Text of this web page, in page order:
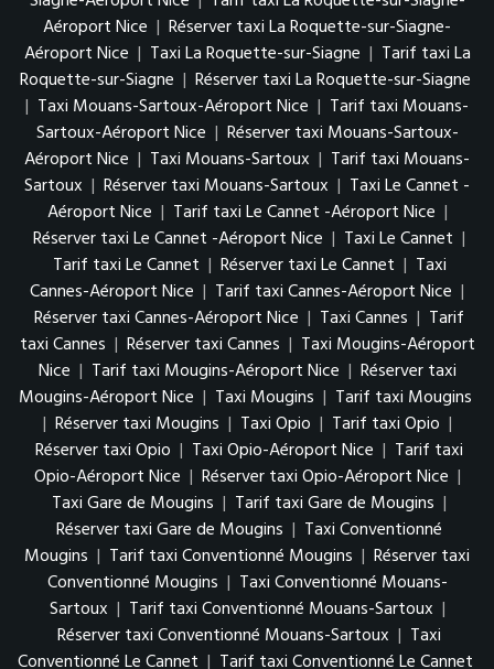
Aéroport Nice | Réserver taxi La Roquette-sur-Siagne-
Aéroport Nice | Taxi La Roquette-sur-Siagne | Tarif taxi La
Roquette-sur-Siagne | Réserver taxi La Roquette-sur-Siagne
| Taxi Mouans-Sartoux-Aéroport Nice | Tarif taxi Mouans-
Sartoux-Aéroport Nice | Réserver taxi Mouans-Sartoux-
Aéroport Nice | Taxi Mouans-Sartoux | Tarif taxi Mouans-
Sartoux | Réserver taxi Mouans-Sartoux | Taxi Le Cannet -
Aéroport Nice | Tarif taxi Le Cannet -Aéroport Nice |
Réserver taxi Le Cannet -Aéroport Nice | Taxi Le Cannet |
Tarif taxi Le Cannet | Réserver taxi Le Cannet | Taxi
Cannes-Aéroport Nice | Tarif taxi Cannes-Aéroport Nice |
Réserver taxi Cannes-Aéroport Nice | Taxi Cannes | Tarif
taxi Cannes | Réserver taxi Cannes | Taxi Mougins-Aéroport
Nice | Tarif taxi Mougins-Aéroport Nice | Réserver taxi
Mougins-Aéroport Nice | Taxi Mougins | Tarif taxi Mougins
| Réserver taxi Mougins | Taxi Opio | Tarif taxi Opio |
Réserver taxi Opio | Taxi Opio-Aéroport Nice | Tarif taxi
Opio-Aéroport Nice | Réserver taxi Opio-Aéroport Nice |
Taxi Gare de Mougins | Tarif taxi Gare de Mougins |
Réserver taxi Gare de Mougins | Taxi Conventionné
Mougins | Tarif taxi Conventionné Mougins | Réserver taxi
Conventionné Mougins | Taxi Conventionné Mouans-
Sartoux | Tarif taxi Conventionné Mouans-Sartoux |
Réserver taxi Conventionné Mouans-Sartoux | Taxi
Conventionné Le Cannet | Tarif taxi Conventionné Le Cannet